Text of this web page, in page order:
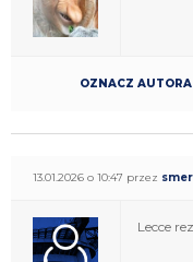
OZNACZ AUTORA
13.01.2026 o 10:47 przez
Lecce